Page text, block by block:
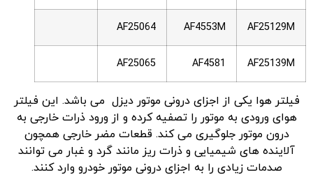
AF25129M
AF4553M
AF25064
AF25139M
AF4581
AF25065
فیلتر هوا یکی از اجزای درونی موتور دیزل می باشد. این فیلتر
هوای ورودی به موتور را تصفیه کرده و از ورود ذرات خارجی به
درون موتور جلوگیری می کند. قطعات مضر خارجی همچون
آلاینده های شیمیایی و ذرات ریز مانند گرد و غبار می توانند
صدمات زیادی را به اجزای درونی موتور خودرو وارد کنند.